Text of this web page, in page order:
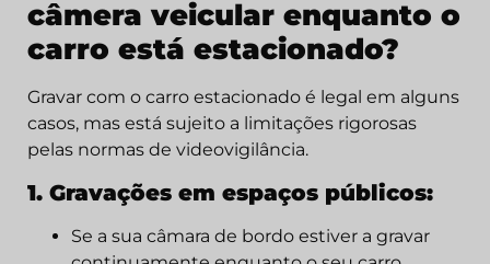
câmera veicular enquanto o
carro está estacionado?
Gravar com o carro estacionado é legal em alguns
casos, mas está sujeito a limitações rigorosas
pelas normas de videovigilância.
1. Gravações em espaços públicos:
Se a sua câmara de bordo estiver a gravar